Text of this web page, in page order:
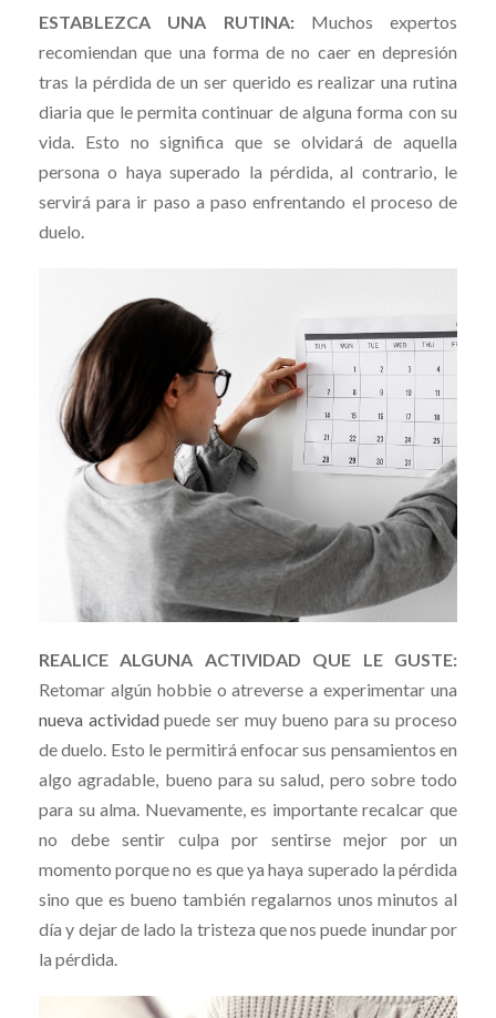
ESTABLEZCA UNA RUTINA:Muchos expertos
recomiendan que una forma de no caer en depresión
tras la pérdida de un ser querido es realizar una rutina
diaria que le permita continuar de alguna forma con su
vida. Esto no significa que se olvidará de aquella
persona o haya superado la pérdida, al contrario, le
servirá para ir paso a paso enfrentando el proceso de
duelo.
REALICE ALGUNA ACTIVIDAD QUE LE GUSTE:
Retomar algún hobbie o atreverse a experimentar una
nueva actividadpuede ser muy bueno para su proceso
de duelo. Esto le permitirá enfocar sus pensamientos en
algo agradable, bueno para su salud, pero sobre todo
para su alma. Nuevamente, es importante recalcar que
no debe sentir culpa por sentirse mejor por un
momento porque no es que ya haya superado la pérdida
sino que es bueno también regalarnos unos minutos al
día y dejar de lado la tristeza que nos puede inundar por
la pérdida.